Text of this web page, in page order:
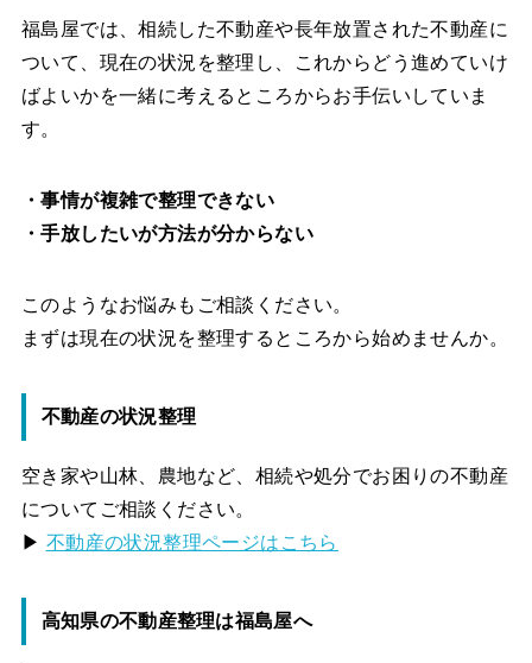
福島屋では、相続した不動産や長年放置された不動産に
ついて、現在の状況を整理し、これからどう進めていけ
ばよいかを一緒に考えるところからお手伝いしていま
す。
・事情が複雑で整理できない
・手放したいが方法が分からない
このようなお悩みもご相談ください。
まずは現在の状況を整理するところから始めませんか。
不動産の状況整理
空き家や山林、農地など、相続や処分でお困りの不動産
についてご相談ください。
▶ 不動産の状況整理ページはこちら
高知県の不動産整理は福島屋へ